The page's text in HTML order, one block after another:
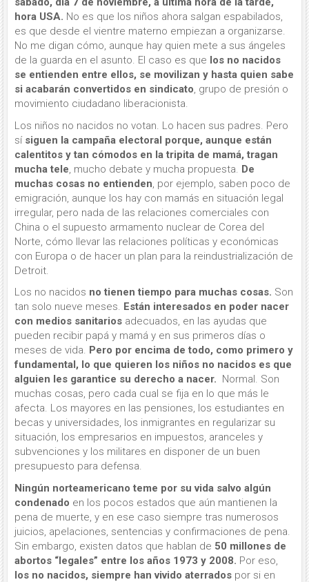
hora USA. No es que los niños ahora salgan espabilados,
es que desde el vientre materno empiezan a organizarse.
No me digan cómo, aunque hay quien mete a sus ángeles
de la guarda en el asunto. El caso es que los no nacidos
se entienden entre ellos, se movilizan y hasta quien sabe
si acabarán convertidos en sindicato, grupo de presión o
movimiento ciudadano liberacionista.
Los niños no nacidos no votan. Lo hacen sus padres. Pero
sí siguen la campaña electoral porque, aunque están
calentitos y tan cómodos en la tripita de mamá, tragan
mucha tele , mucho debate y mucha propuesta. De
muchas cosas no entienden , por ejemplo, saben poco de
emigración, aunque los hay con mamás en situación legal
irregular, pero nada de las relaciones comerciales con
China o el supuesto armamento nuclear de Corea del
Norte, cómo llevar las relaciones políticas y económicas
con Europa o de hacer un plan para la reindustrialización de
Detroit.
Los no nacidos no tienen tiempo para muchas cosas. Son
tan solo nueve meses. Están interesados en poder nacer
con medios sanitarios adecuados, en las ayudas que
pueden recibir papá y mamá y en sus primeros días o
meses de vida. Pero por encima de todo, como primero y
fundamental, lo que quieren los niños no nacidos es que
alguien les garantice su derecho a nacer. Normal. Son
muchas cosas, pero cada cual se fija en lo que más le
afecta. Los mayores en las pensiones, los estudiantes en
becas y universidades, los inmigrantes en regularizar su
situación, los empresarios en impuestos, aranceles y
subvenciones y los militares en disponer de un buen
presupuesto para defensa.
Ningún norteamericano teme por su vida salvo algún
condenado en los pocos estados que aún mantienen la
pena de muerte, y en ese caso siempre tras numerosos
juicios, apelaciones, sentencias y confirmaciones de pena.
Sin embargo, existen datos que hablan de 50 millones de
abortos “legales” entre los años 1973 y 2008. Por eso,
los no nacidos, siempre han vivido aterrados por si en